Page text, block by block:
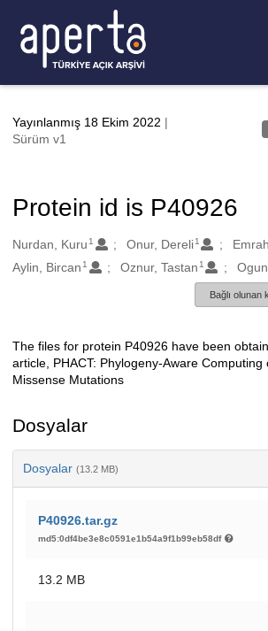
Yayınlanmış 18 Ekim 2022 |
Sürüm v1
Protein id is P40926
Oluşturanlar
Nurdan, Kuru 1 Onur, Dereli 1
Aylin, Bircan 1 Oznur, Tastan 1
Bağlı olunan
Açıklama
The files for protein P40926 have been
article, PHACT: Phylogeny-Aware Computing
Missense Mutations
Dosyalar
Dosyalar (13.2 MB)
P40926.tar.gz
md5:0df4be3e8c0591e1b54a9f1b99eb58df
13.2 MB